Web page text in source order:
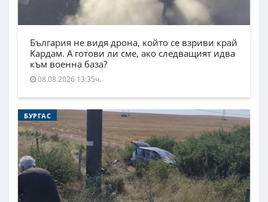
България не видя дрона, който се взриви край
Кардам. А готови ли сме, ако следващият идва
към военна база?
08.08.2026 13:35ч.
БУРГАС